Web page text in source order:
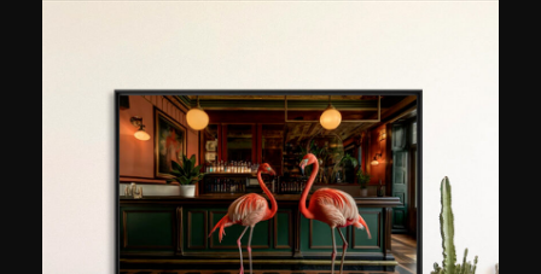
gerne spontan einfängt. Vor allem die, die
zwischen Frankreich und den Vereinigten
Staaten entstanden sind, wo er sich zu Hause
fühlt. Besonders in New York lässt sich Ludwig
Favre von der atemberaubenden Infrastruktur
der Stadt überraschen, die ihresgleichen sucht.